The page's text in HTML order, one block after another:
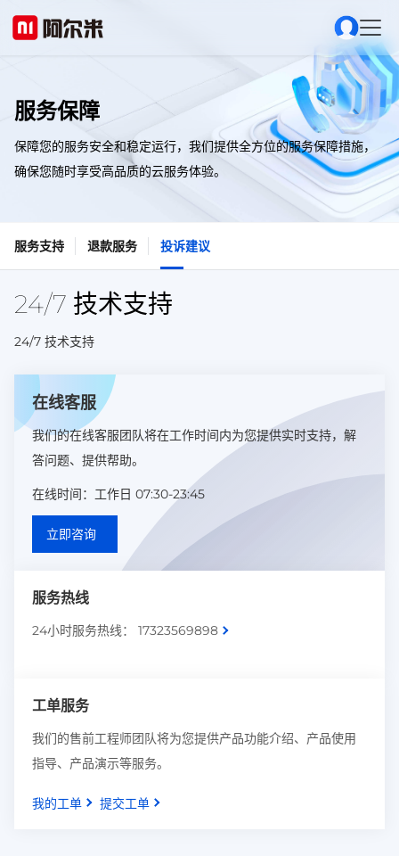
服务保障
保障您的服务安全和稳定运行，我们提供全方位的服务保障措施，
确保您随时享受高品质的云服务体验。
服务支持 退款服务 投诉建议
24/7 技术支持
24/7 技术支持
在线客服
我们的在线客服团队将在工作时间内为您提供实时支持，解
答问题、提供帮助。
在线时间：工作日 07:30-23:45
立即咨询
服务热线
24小时服务热线： 17323569898
工单服务
我们的售前工程师团队将为您提供产品功能介绍、产品使用
指导、产品演示等服务。
我的工单 提交工单